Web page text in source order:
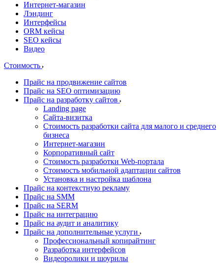
Интернет-магазин
Лэндинг
Интерфейсы
ORM кейсы
SEO кейсы
Видео
Стоимость
Прайс на продвижение сайтов
Прайс на SEO оптимизацию
Прайс на разработку сайтов
Landing page
Cайта-визитка
Стоимость разработки сайта для малого и среднего
бизнеса
Интернет-магазин
Корпоративный сайт
Стоимость разработки Web-портала
Стоимость мобильной адаптации сайтов
Установка и настройка шаблона
Прайс на контекстную рекламу
Прайс на SMM
Прайс на SERM
Прайс на интеграцию
Прайс на аудит и аналитику
Прайс на дополнительные услуги
Профессиональный копирайтинг
Разработка интерфейсов
Видеоролики и шоурилы